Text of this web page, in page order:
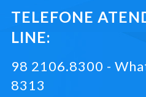
TELEFONE
LINE:
98 2106.8300 -
8313